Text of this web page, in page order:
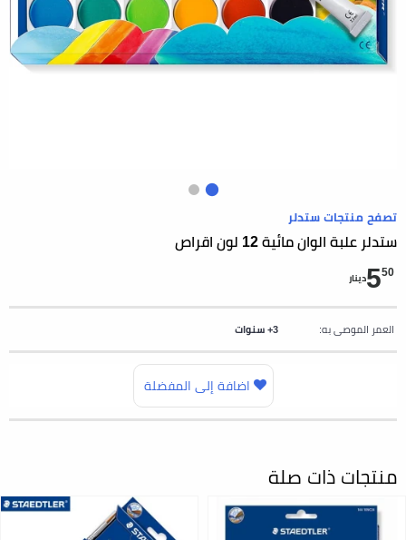
تصفح منتجات ستدلر
ستدلر علبة الوان مائية 12 لون اقراص
550 دينار
العمر الموصى به: 3+ سنوات
اضافة إلى المفضلة
منتجات ذات صلة